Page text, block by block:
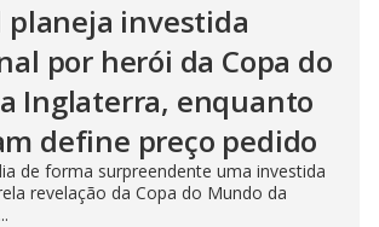
planeja investida
por herói da Copa do
Inglaterra, enquanto
define preço pedido
de forma surpreendente uma investida
revelação da Copa do Mundo da